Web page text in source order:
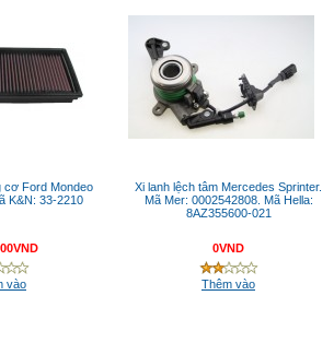
cơ Ford Mondeo
K&N: 33-2210
vào
Xi lanh lệch tâm Mercedes Sprinter.
Mã Mer: 0002542808. Mã Hella:
8AZ355600-021
0VND
Thêm vào